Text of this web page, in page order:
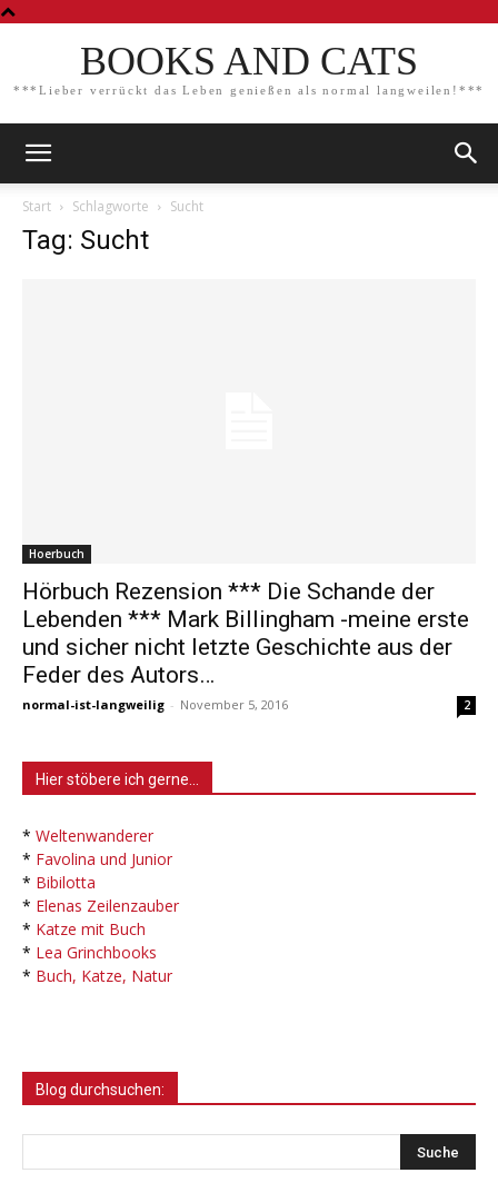
BOOKS AND CATS
***Lieber verrückt das Leben genießen als normal langweilen!***
Start Schlagworte Sucht
Tag: Sucht
Hoerbuch
Hörbuch Rezension *** Die Schande der
Lebenden *** Mark Billingham -meine erste
und sicher nicht letzte Geschichte aus der
Feder des Autors…
normal-ist-langweilig - November 5, 2016 2
Hier stöbere ich gerne…
* Weltenwanderer
* Favolina und Junior
* Bibilotta
* Elenas Zeilenzauber
* Katze mit Buch
* Lea Grinchbooks
* Buch, Katze, Natur
Blog durchsuchen: